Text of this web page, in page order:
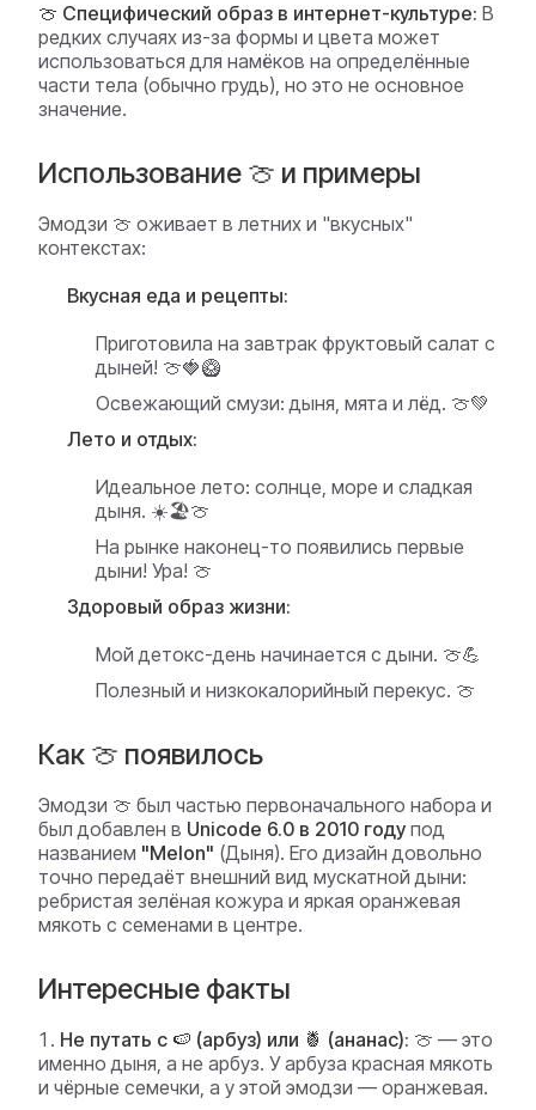
🍈 Специфический образ в интернет-культуре: В
редких случаях из-за формы и цвета может
использоваться для намёков на определённые
части тела (обычно грудь), но это не основное
значение.
Использование 🍈 и примеры
Эмодзи 🍈 оживает в летних и "вкусных"
контекстах:
Вкусная еда и рецепты:
Приготовила на завтрак фруктовый салат с
дыней! 🍈🍓🥝
Освежающий смузи: дыня, мята и лёд. 🍈💚
Лето и отдых:
Идеальное лето: солнце, море и сладкая
дыня. ☀️🏖️🍈
На рынке наконец-то появились первые
дыни! Ура! 🍈
Здоровый образ жизни:
Мой детокс-день начинается с дыни. 🍈💪
Полезный и низкокалорийный перекус. 🍈
Как 🍈 появилось
Эмодзи 🍈 был частью первоначального набора и
был добавлен в Unicode 6.0 в 2010 году под
названием "Melon" (Дыня). Его дизайн довольно
точно передаёт внешний вид мускатной дыни:
ребристая зелёная кожура и яркая оранжевая
мякоть с семенами в центре.
Интересные факты
Не путать с 🍉 (арбуз) или 🍍 (ананас): 🍈 — это
именно дыня, а не арбуз. У арбуза красная мякоть
и чёрные семечки, а у этой эмодзи — оранжевая.